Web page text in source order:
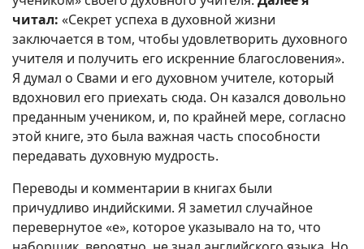
читал: «Секрет успеха в духовной жизни
заключается в том, чтобы удовлетворить духовного
учителя и получить его искренние благословения».
Я думал о Свами и его духовном учителе, который
вдохновил его приехать сюда. Он казался довольно
преданным учеником, и, по крайней мере, согласно
этой книге, это была важная часть способности
передавать духовную мудрость.
Переводы и комментарии в книгах были
причудливо индийскими. Я заметил случайное
перевернутое «е», которое указывало на то, что